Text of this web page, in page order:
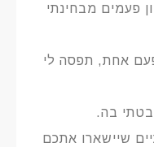
פעמים מבחינתי
אחת, תפסה לי
בה.
שיישארו אתכם